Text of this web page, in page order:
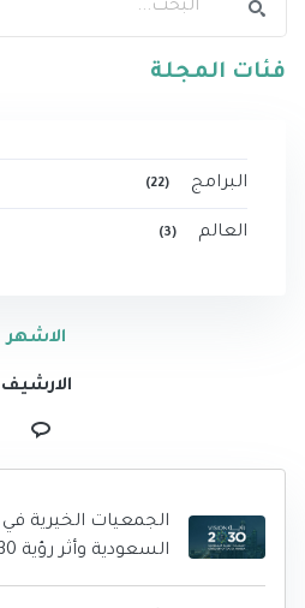
فئات المجلة
البرامج (22)
العالم (3)
الاشهر
الارشيف
الجمعيات الخيرية في
السعودية وأثر رؤية 2030 عليها